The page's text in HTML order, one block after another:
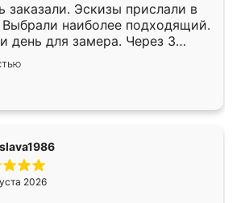
заказали. Эскизы прислали в
наиболее подходящий.
день для замера. Через 3
была уже готова. Остались
Спасибо Ренессанс
работу!
2026